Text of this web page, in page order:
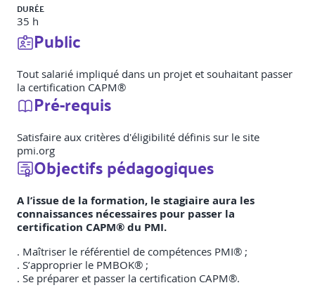
DURÉE
35 h
Public
Tout salarié impliqué dans un projet et souhaitant passer
la certification CAPM®
Pré-requis
Satisfaire aux critères d'éligibilité définis sur le site
pmi.org
Objectifs pédagogiques
A l’issue de la formation, le stagiaire aura les
connaissances nécessaires pour passer la
certification CAPM® du PMI.
. Maîtriser le référentiel de compétences PMI® ;
. S’approprier le PMBOK® ;
. Se préparer et passer la certification CAPM®.